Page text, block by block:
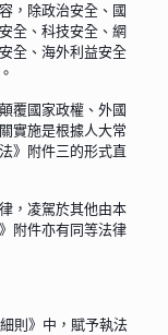
，除政治安全、國
全、科技安全、網
全、海外利益安全
覆國家政權、外國
實施是根據人大常
》附件三的形式直
，凌駕於其他由本
附件亦有同等法律
則》中，賦予執法